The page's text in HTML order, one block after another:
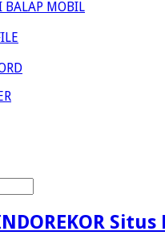
BALAP MOBIL